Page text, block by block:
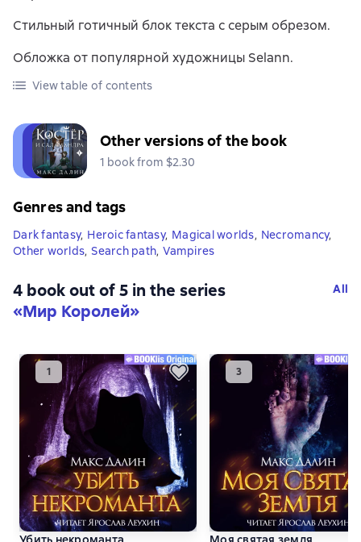
Стильный готичный блок текста с серым обрезом.
Обложка от популярной художницы Selann.
View table of contents
Other versions of the book
1 book from $2.30
Genres and tags
Dark fantasy, Heroic fantasy, Magical worlds, Necromancy,
Other worlds, Search path, Vampires
4 book out of 5 in the series
«Мир Королей»
All